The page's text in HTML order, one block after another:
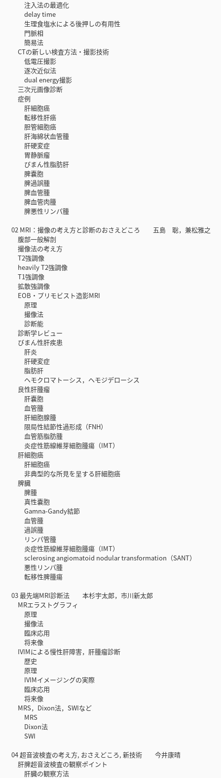
注入法の最適化
delay time
生理食塩水による後押しの有用性
門脈相
簡易法
CTの新しい検査方法・撮影技術
低電圧撮影
逐次近似法
dual energy撮影
三次元画像診断
症例
肝細胞癌
転移性肝癌
胆管細胞癌
肝海綿状血管腫
肝硬変症
胃静脈瘤
びまん性脂肪肝
脾嚢胞
脾過誤腫
脾血管腫
脾血管肉腫
脾悪性リンパ腫
02 MRI：撮像の考え方と診断のおさえどころ 五島 聡，兼松雅之
腹部一般解剖
撮像法の考え方
T2強調像
heavily T2強調像
T1強調像
拡散強調像
EOB・プリモビスト造影MRI
原理
撮像法
診断能
診断学レビュー
びまん性肝疾患
肝炎
肝硬変症
脂肪肝
ヘモクロマトーシス，ヘモジデローシス
良性肝腫瘤
肝嚢胞
血管腫
肝細胞腺腫
限局性結節性過形成（FNH）
血管筋脂肪腫
炎症性筋線維芽細胞腫瘍（IMT）
肝細胞癌
肝細胞癌
非典型的な所見を呈する肝細胞癌
脾臓
脾腫
真性嚢胞
Gamna-Gandy結節
血管腫
過誤腫
リンパ管腫
炎症性筋線維芽細胞腫瘍（IMT）
sclerosing angiomatoid nodular transformation（SANT）
悪性リンパ腫
転移性脾腫瘍
03 最先端MRI診断法 本杉宇太郎，市川新太郎
MRエラストグラフィ
原理
撮像法
臨床応用
将来像
IVIMによる慢性肝障害，肝腫瘤診断
歴史
原理
IVIMイメージングの実際
臨床応用
将来像
MRS，Dixon法，SWIなど
MRS
Dixon法
SWI
04 超音波検査の考え方, おさえどころ, 新技術 今井康晴
肝脾超音波検査の観察ポイント
肝臓の観察方法